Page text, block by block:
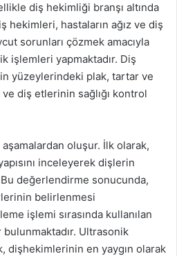
diş hekimliği branşı altında
hastaların ağız ve diş
sorunları çözmek amacıyla
işlemleri yapmaktadır. Diş
yüzeylerindeki plak, tartar ve
diş etlerinin sağlığı kontrol
oluşur. İlk olarak,
inceleyerek dişlerin
değerlendirme sonucunda,
belirlenmesi
işlemi sırasında kullanılan
Ultrasonik
dişhekimlerinin en yaygın olarak